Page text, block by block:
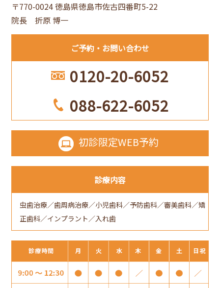
〒770-0024 徳島県徳島市佐古四番町5-22
院長 折原 博一
ご予約 お問い合わせ
0120-20-6052
088-622-6052
初診限定WEB予約
診療内容
虫歯治療／歯周病治療／小児歯科／予防歯科／審美歯科／矯
正歯科／インプラント／入れ歯